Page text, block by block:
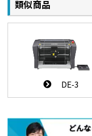
類似商品
DE-3